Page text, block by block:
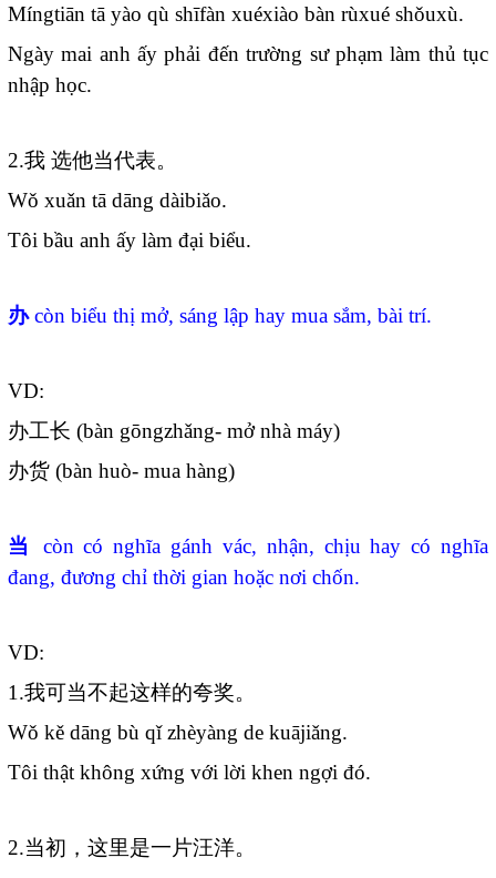
Míngtiān tā yào qù shīfàn xuéxiào bàn rùxué shǒuxù.
Ngày mai anh ấy phải đến trường sư phạm làm thủ tục
nhập học.
2.我 选他当代表。
Wǒ xuǎn tā dāng dàibiǎo.
Tôi bầu anh ấy làm đại biểu.
办còn biểu thị mở, sáng lập hay mua sắm, bài trí.
VD:
办工长 (bàn gōngzhǎng- mở nhà máy)
办货 (bàn huò- mua hàng)
当 còn có nghĩa gánh vác, nhận, chịu hay có nghĩa
đang, đương chỉ thời gian hoặc nơi chốn.
VD:
1.我可当不起这样的夸奖。
Wǒ kě dāng bù qǐ zhèyàng de kuājiǎng.
Tôi thật không xứng với lời khen ngợi đó.
2.当初，这里是一片汪洋。